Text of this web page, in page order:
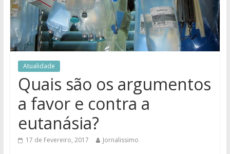
Atualidade
Quais são os argumentos
a favor e contra a
eutanásia?
17 de Fevereiro, 2017 Jornalissimo